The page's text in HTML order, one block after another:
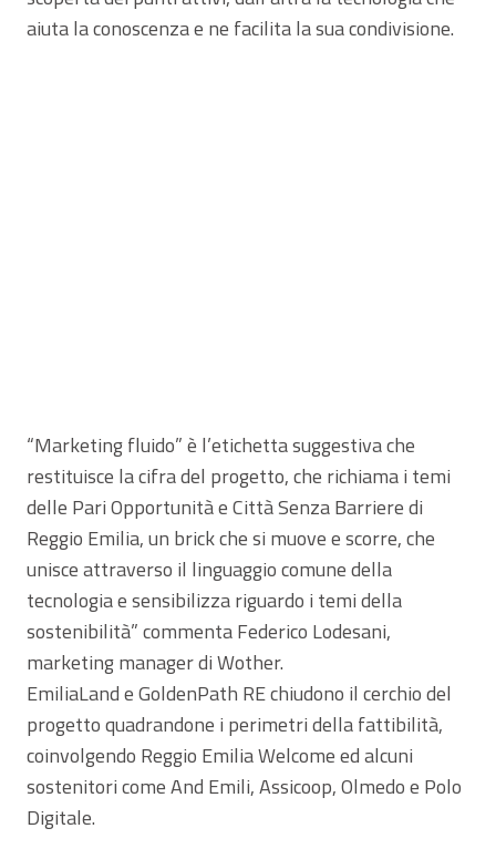
aiuta la conoscenza e ne facilita la sua condivisione.
“Marketing fluido” è l’etichetta suggestiva che
restituisce la cifra del progetto, che richiama i temi
delle Pari Opportunità e Città Senza Barriere di
Reggio Emilia, un brick che si muove e scorre, che
unisce attraverso il linguaggio comune della
tecnologia e sensibilizza riguardo i temi della
sostenibilità” commenta Federico Lodesani,
marketing manager di Wother.
EmiliaLand e GoldenPath RE chiudono il cerchio del
progetto quadrandone i perimetri della fattibilità,
coinvolgendo Reggio Emilia Welcome ed alcuni
sostenitori come And Emili, Assicoop, Olmedo e Polo
Digitale.